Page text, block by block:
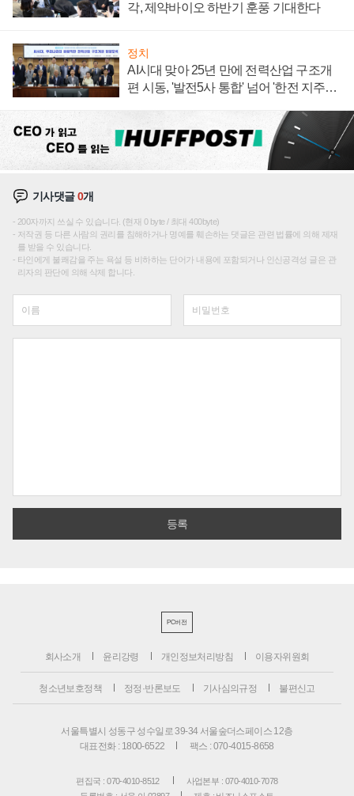
각, 제약바이오 하반기 훈풍 기대한다
정치
AI시대 맞아 25년 만에 전력산업 구조개
편 시동, '발전5사 통합' 넘어 '한전 지주사'
기사댓글0개
200자까지 쓰실 수 있습니다. (현재 0 byte / 최대 400byte)
저작권 등 다른 사람의 권리를 침해하거나 명예를 훼손하는 댓글은 관련 법률에 의해 제재
를 받을 수 있습니다.
타인에게 불쾌감을 주는 욕설 등 비하하는 단어가 내용에 포함되거나 인신공격성 글은 관
리자의 판단에 의해 삭제 합니다.
PC버전
회사소개 윤리강령 개인정보처리방침 이용자위원회
청소년보호정책 정정·반론보도 기사심의규정 불편신고
서울특별시 성동구 성수일로 39-34 서울숲더스페이스 12층
대표전화 : 1800-6522
팩스 : 070-4015-8658
편집국 : 070-4010-8512
사업본부 : 070-4010-7078